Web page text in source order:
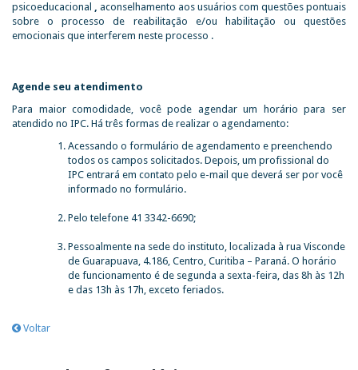
psicoeducacional , aconselhamento aos usuários com questões pontuais
sobre o processo de reabilitação e/ou habilitação ou questões
emocionais que interferem neste processo .
Agende seu atendimento
Para maior comodidade, você pode agendar um horário para ser
atendido no IPC. Há três formas de realizar o agendamento:
Acessando o formulário de agendamento e preenchendo
todos os campos solicitados. Depois, um profissional do
IPC entrará em contato pelo e-mail que deverá ser por você
informado no formulário.
Pelo telefone 41 3342-6690;
Pessoalmente na sede do instituto, localizada à rua Visconde
de Guarapuava, 4.186, Centro, Curitiba – Paraná. O horário
de funcionamento é de segunda a sexta-feira, das 8h às 12h
e das 13h às 17h, exceto feriados.
Voltar